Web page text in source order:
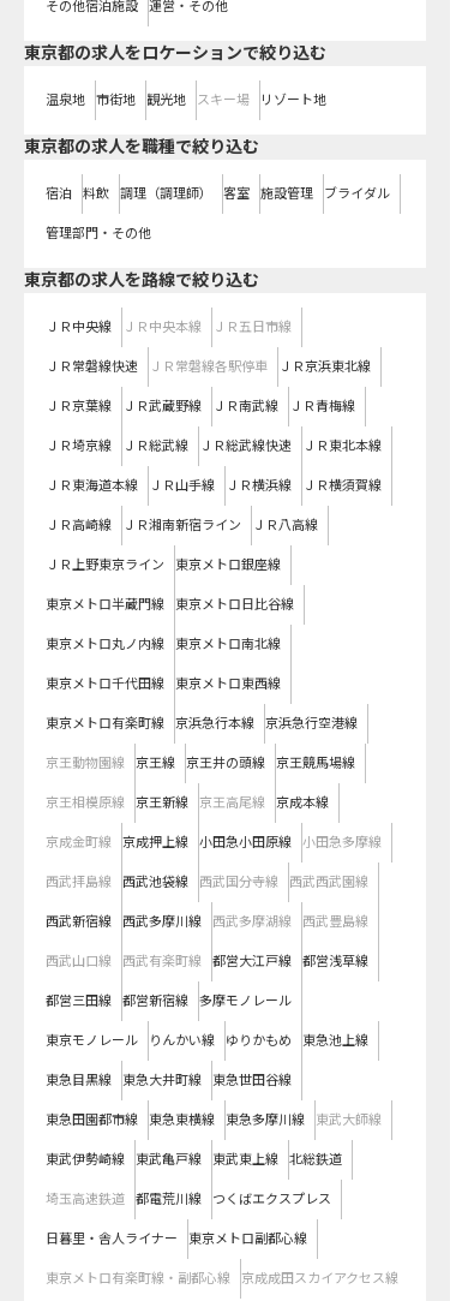
その他宿泊施設 運営・その他
東京都の求人をロケーションで絞り込む
温泉地 市街地 観光地 スキー場 リゾート地
東京都の求人を職種で絞り込む
宿泊 料飲 調理（調理師） 客室 施設管理 ブライダル
管理部門・その他
東京都の求人を路線で絞り込む
ＪＲ中央線 ＪＲ中央本線 ＪＲ五日市線
ＪＲ常磐線快速 ＪＲ常磐線各駅停車 ＪＲ京浜東北線
ＪＲ京葉線 ＪＲ武蔵野線 ＪＲ南武線 ＪＲ青梅線
ＪＲ埼京線 ＪＲ総武線 ＪＲ総武線快速 ＪＲ東北本線
ＪＲ東海道本線 ＪＲ山手線 ＪＲ横浜線 ＪＲ横須賀線
ＪＲ高崎線 ＪＲ湘南新宿ライン ＪＲ八高線
ＪＲ上野東京ライン 東京メトロ銀座線
東京メトロ半蔵門線 東京メトロ日比谷線
東京メトロ丸ノ内線 東京メトロ南北線
東京メトロ千代田線 東京メトロ東西線
東京メトロ有楽町線 京浜急行本線 京浜急行空港線
京王動物園線 京王線 京王井の頭線 京王競馬場線
京王相模原線 京王新線 京王高尾線 京成本線
京成金町線 京成押上線 小田急小田原線 小田急多摩線
西武拝島線 西武池袋線 西武国分寺線 西武西武園線
西武新宿線 西武多摩川線 西武多摩湖線 西武豊島線
西武山口線 西武有楽町線 都営大江戸線 都営浅草線
都営三田線 都営新宿線 多摩モノレール
東京モノレール りんかい線 ゆりかもめ 東急池上線
東急目黒線 東急大井町線 東急世田谷線
東急田園都市線 東急東横線 東急多摩川線 東武大師線
東武伊勢崎線 東武亀戸線 東武東上線 北総鉄道
埼玉高速鉄道 都電荒川線 つくばエクスプレス
日暮里・舎人ライナー 東京メトロ副都心線
東京メトロ有楽町線・副都心線 京成成田スカイアクセス線